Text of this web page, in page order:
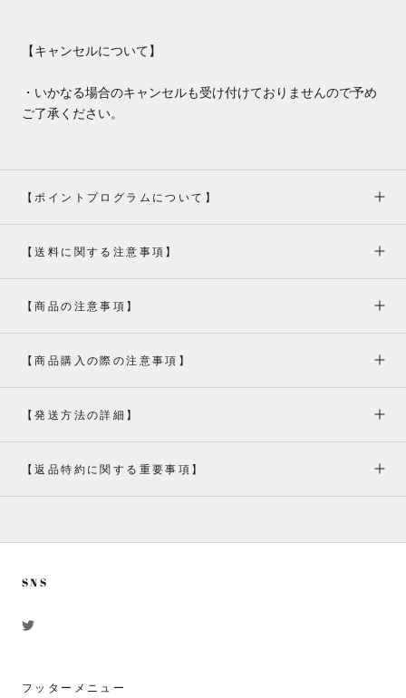
【キャンセルについて】
・いかなる場合のキャンセルも受け付けておりませんので予め
ご了承ください。
【ポイントプログラムについて】
【送料に関する注意事項】
【商品の注意事項】
【商品購入の際の注意事項】
【発送方法の詳細】
【返品特約に関する重要事項】
SNS
フッターメニュー